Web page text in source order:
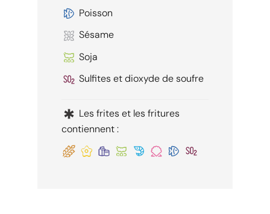
Poisson
Sésame
Soja
Sulfites et dioxyde de soufre
Les frites et les fritures
contiennent :